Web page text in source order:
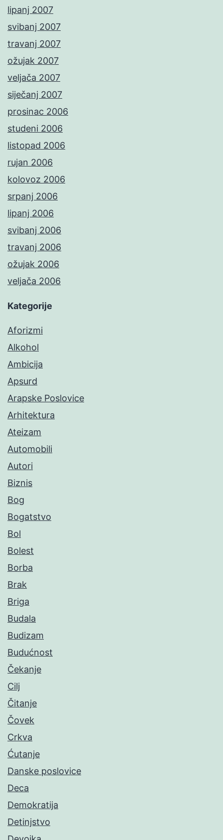
lipanj 2007
svibanj 2007
travanj 2007
ožujak 2007
veljača 2007
siječanj 2007
prosinac 2006
studeni 2006
listopad 2006
rujan 2006
kolovoz 2006
srpanj 2006
lipanj 2006
svibanj 2006
travanj 2006
ožujak 2006
veljača 2006
Kategorije
Aforizmi
Alkohol
Ambicija
Apsurd
Arapske Poslovice
Arhitektura
Ateizam
Automobili
Autori
Biznis
Bog
Bogatstvo
Bol
Bolest
Borba
Brak
Briga
Budala
Budizam
Budućnost
Čekanje
Cilj
Čitanje
Čovek
Crkva
Ćutanje
Danske poslovice
Deca
Demokratija
Detinjstvo